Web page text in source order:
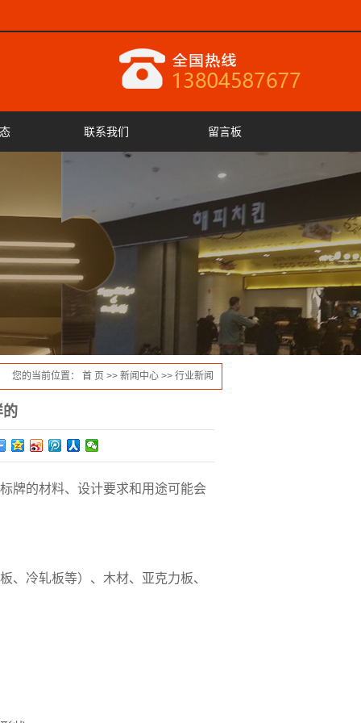
联系我们 留言板
您的当前位置： 首 页 >> 新闻中心 >> 行业新闻
的
牌的材料、设计要求和用途可能会
冷轧板等）、木材、亚克力板、